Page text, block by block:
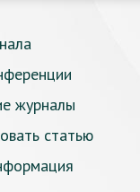
журналы
статью